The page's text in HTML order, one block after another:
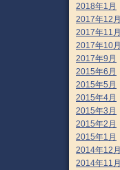
2018年1月
2017年12月
2017年11月
2017年10月
2017年9月
2015年6月
2015年5月
2015年4月
2015年3月
2015年2月
2015年1月
2014年12月
2014年11月